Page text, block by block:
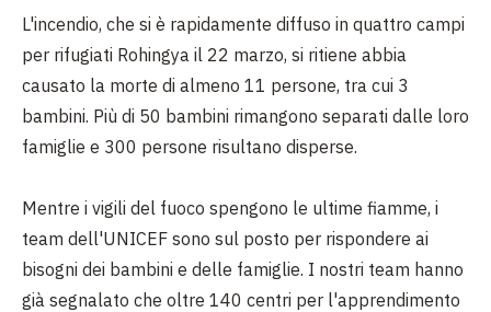
L'incendio, che si è rapidamente diffuso in quattro campi
per rifugiati Rohingya il 22 marzo, si ritiene abbia
causato la morte di almeno 11 persone, tra cui 3
bambini. Più di 50 bambini rimangono separati dalle loro
famiglie e 300 persone risultano disperse.
Mentre i vigili del fuoco spengono le ultime fiamme, i
team dell'UNICEF sono sul posto per rispondere ai
bisogni dei bambini e delle famiglie. I nostri team hanno
già segnalato che oltre 140 centri per l'apprendimento